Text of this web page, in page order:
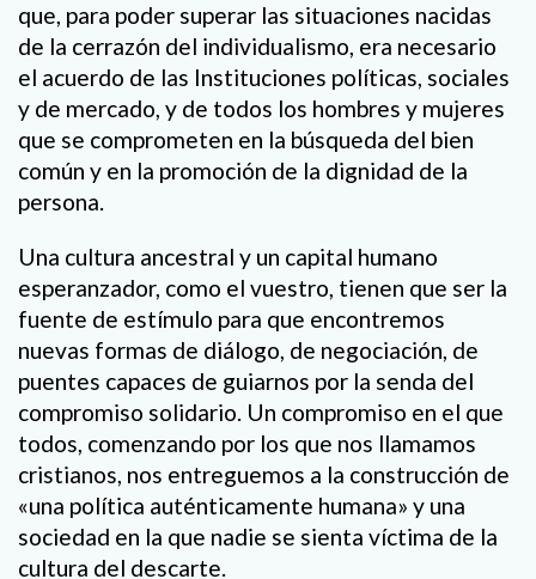
que, para poder superar las situaciones nacidas
de la cerrazón del individualismo, era necesario
el acuerdo de las Instituciones políticas, sociales
y de mercado, y de todos los hombres y mujeres
que se comprometen en la búsqueda del bien
común y en la promoción de la dignidad de la
persona.
Una cultura ancestral y un capital humano
esperanzador, como el vuestro, tienen que ser la
fuente de estímulo para que encontremos
nuevas formas de diálogo, de negociación, de
puentes capaces de guiarnos por la senda del
compromiso solidario. Un compromiso en el que
todos, comenzando por los que nos llamamos
cristianos, nos entreguemos a la construcción de
«una política auténticamente humana» y una
sociedad en la que nadie se sienta víctima de la
cultura del descarte.